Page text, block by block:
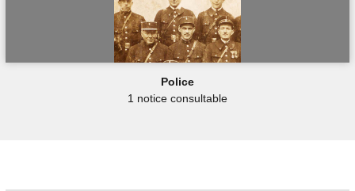
Police
1 notice consultable